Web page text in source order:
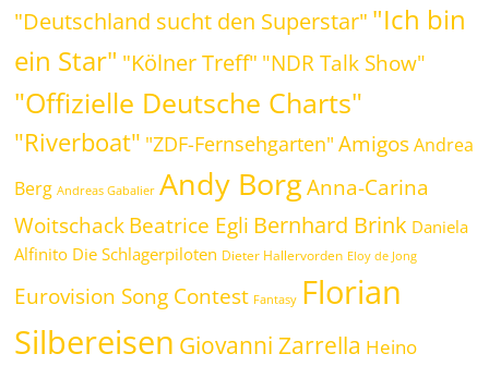
"Deutschland sucht den Superstar" "Ich bin
ein Star" "Kölner Treff" "NDR Talk Show"
"Offizielle Deutsche Charts"
"Riverboat" "ZDF-Fernsehgarten" Amigos Andrea
Berg Andreas Gabalier Andy Borg Anna-Carina
WoitschackBeatrice Egli Bernhard Brink Daniela
Alfinito Die Schlagerpiloten Dieter Hallervorden Eloy de Jong
Eurovision Song Contest Fantasy Florian
Silbereisen Giovanni Zarrella Heino